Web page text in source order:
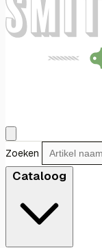
Zoeken
Cataloog